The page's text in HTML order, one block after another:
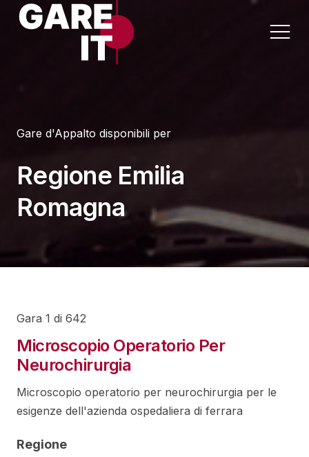
Lavori
Servizi
Forniture
Progettazioni
Appalti per Regione
Gare d'Appalto disponibili per
Regione Emilia
Romagna
Gara 1 di 642
Microscopio Operatorio Per
Neurochirurgia
Microscopio operatorio per neurochirurgia per le
esigenze dell'azienda ospedaliera di ferrara
Regione